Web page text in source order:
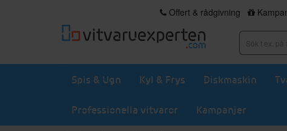
Offert & rådgivning
Spis & Ugn Kyl & Frys Diskmaskin
Professionella vitvaror Kampanjer